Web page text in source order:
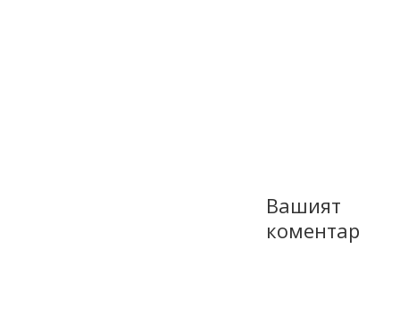
Вашият
коментар